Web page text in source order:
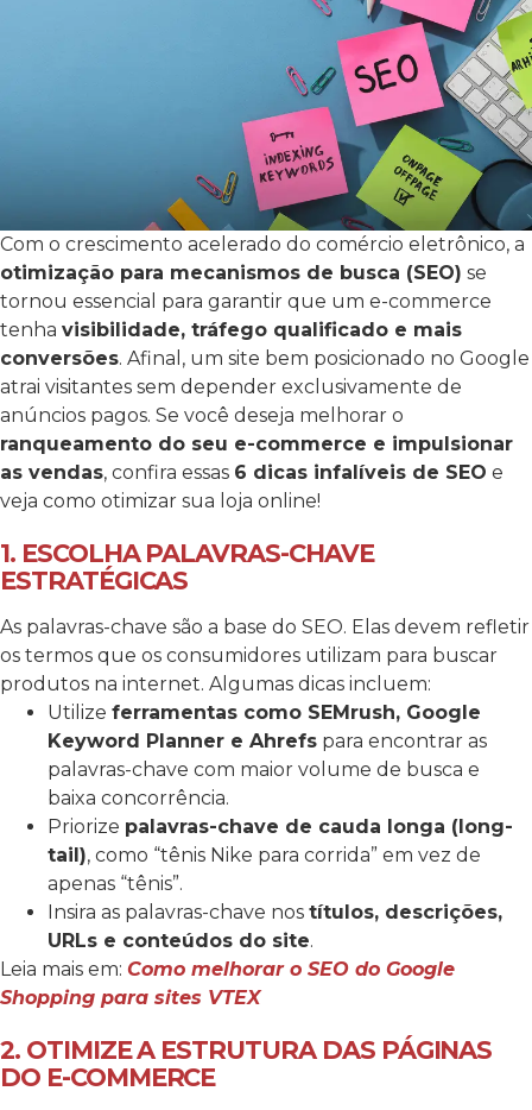
Com o crescimento acelerado do comércio eletrônico, a
otimização para mecanismos de busca (SEO) se
tornou essencial para garantir que um e-commerce
tenha visibilidade, tráfego qualificado e mais
conversões. Afinal, um site bem posicionado no Google
atrai visitantes sem depender exclusivamente de
anúncios pagos. Se você deseja melhorar o
ranqueamento do seu e-commerce e impulsionar
as vendas, confira essas 6 dicas infalíveis de SEO e
veja como otimizar sua loja online!
1. ESCOLHA PALAVRAS-CHAVE
ESTRATÉGICAS
As palavras-chave são a base do SEO. Elas devem refletir
os termos que os consumidores utilizam para buscar
produtos na internet. Algumas dicas incluem:
Utilize ferramentas como SEMrush, Google
Keyword Planner e Ahrefs para encontrar as
palavras-chave com maior volume de busca e
baixa concorrência.
Priorize palavras-chave de cauda longa (long-
tail), como “tênis Nike para corrida” em vez de
apenas “tênis”.
Insira as palavras-chave nos títulos, descrições,
URLs e conteúdos do site.
Leia mais em: Como melhorar o SEO do Google
Shopping para sites VTEX
2. OTIMIZE A ESTRUTURA DAS PÁGINAS
DO E-COMMERCE